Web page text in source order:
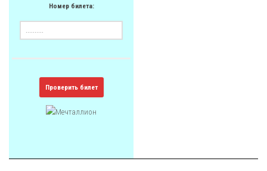
Номер билета:
Проверить билет